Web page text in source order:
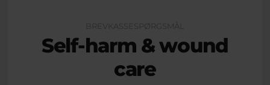
BREVKASSESPØRGSMÅL
Self-harm & wound
care